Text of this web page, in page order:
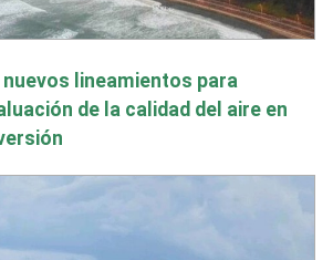
nuevos lineamientos para
de la calidad del aire en